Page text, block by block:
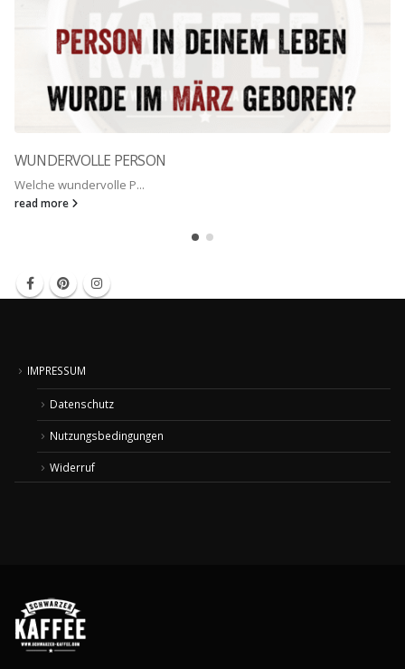
WUNDERVOLLE PERSON
Welche wundervolle P...
read more
IMPRESSUM
Datenschutz
Nutzungsbedingungen
Widerruf